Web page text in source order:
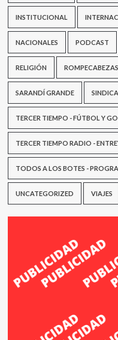
por
3”
INSTITUCIONAL
NACIONALES PODCAST
RELIGIÓN
SARANDÍ GRANDE
TERCER TIEMPO - FÚTBOL Y
TERCER TIEMPO RADIO -
TODOS A LOS BOTES -
UNCATEGORIZED VIAJES